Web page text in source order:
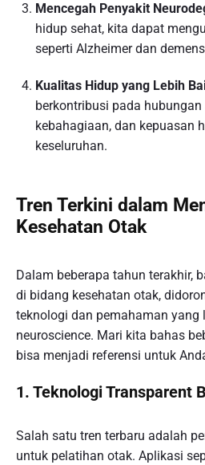
Mencegah Penyakit
hidup sehat, kita dapat
seperti Alzheimer dan
Kualitas Hidup yang Lebih
berkontribusi pada
kebahagiaan, dan kepuasan
keseluruhan.
Tren Terkini dalam
Kesehatan Otak
Dalam beberapa tahun terakhir,
di bidang kesehatan otak,
teknologi dan pemahaman yang
neuroscience. Mari kita bahas
bisa menjadi referensi untuk
1. Teknologi Transparent
Salah satu tren terbaru adalah
untuk pelatihan otak. Aplikasi